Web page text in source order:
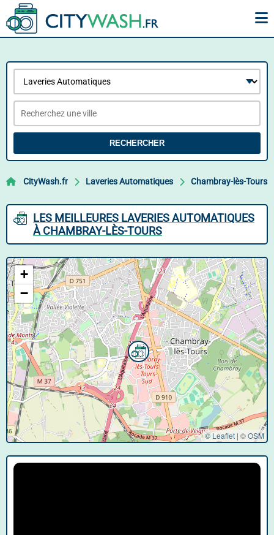
RECHERCHER
CityWash.fr Laveries Automatiques Chambray-lès-Tours
LES MEILLEURES LAVERIES AUTOMATIQUES
À CHAMBRAY-LÈS-TOURS
+
−
© Leaflet | ©OSM